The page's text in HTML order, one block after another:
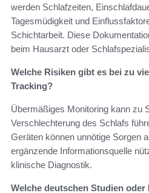
werden Schlafzeiten,
Tagesmüdigkeit und
Schichtarbeit. Diese
beim Hausarzt oder
Welche Risiken gibt es bei zu
Tracking?
Übermäßiges Monitoring kann zu
Verschlechterung des Schlafs
Geräten können unnötige Sorgen
ergänzende Informationsquelle
klinische Diagnostik.
Welche deutschen Studien